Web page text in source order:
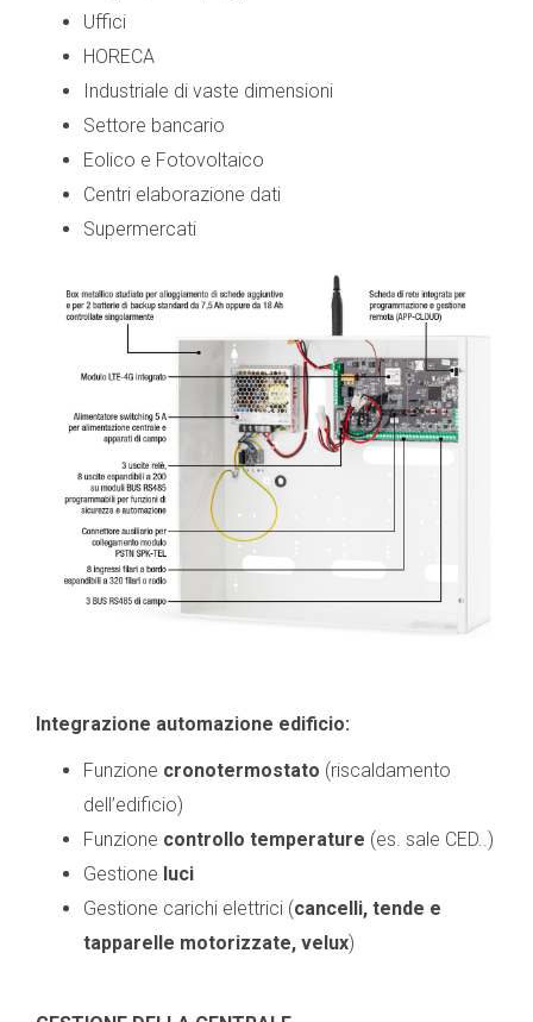
Uffici
HORECA
Industriale di vaste dimensioni
Settore bancario
Eolico e Fotovoltaico
Centri elaborazione dati
Supermercati
Integrazione automazione edificio:
Funzione cronotermostato (riscaldamento
dell’edificio)
Funzione controllo temperature (es. sale CED..)
Gestione luci
Gestione carichi elettrici (cancelli, tende e
tapparelle motorizzate, velux)